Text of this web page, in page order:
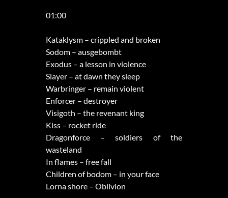
01:00
Kataklysm – crippled and broken
Sodom – ausgebombt
Exodus – a lesson in violence
Slayer – at dawn they sleep
Warbringer – remain violent
Enforcer – destroyer
Visigoth – the revenant king
Kiss – rocket ride
Dragonforce – soldiers of the
wasteland
In flames – free fall
Children of bodom – in your face
Lorna shore – Oblivion